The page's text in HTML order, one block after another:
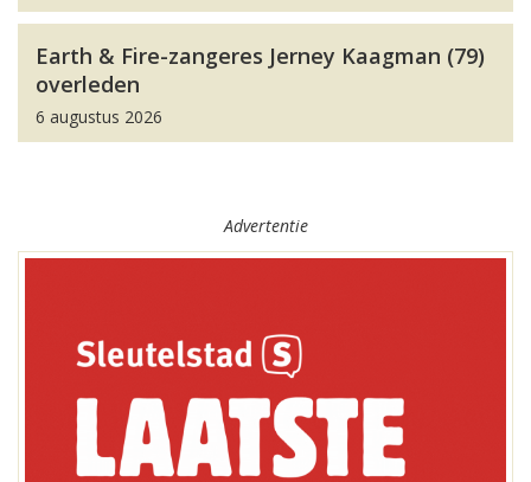
Earth & Fire-zangeres Jerney Kaagman (79)
overleden
6 augustus 2026
Advertentie